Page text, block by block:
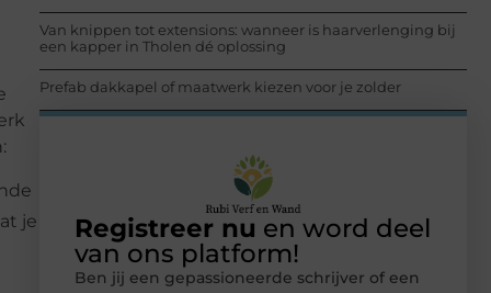
je
Van knippen tot extensions: wanneer is haarverlenging bij
een kapper in Tholen dé oplossing
Prefab dakkapel of maatwerk kiezen voor je zolder
Registreer nu en word deel
van ons platform!
Ben jij een gepassioneerde schrijver of een